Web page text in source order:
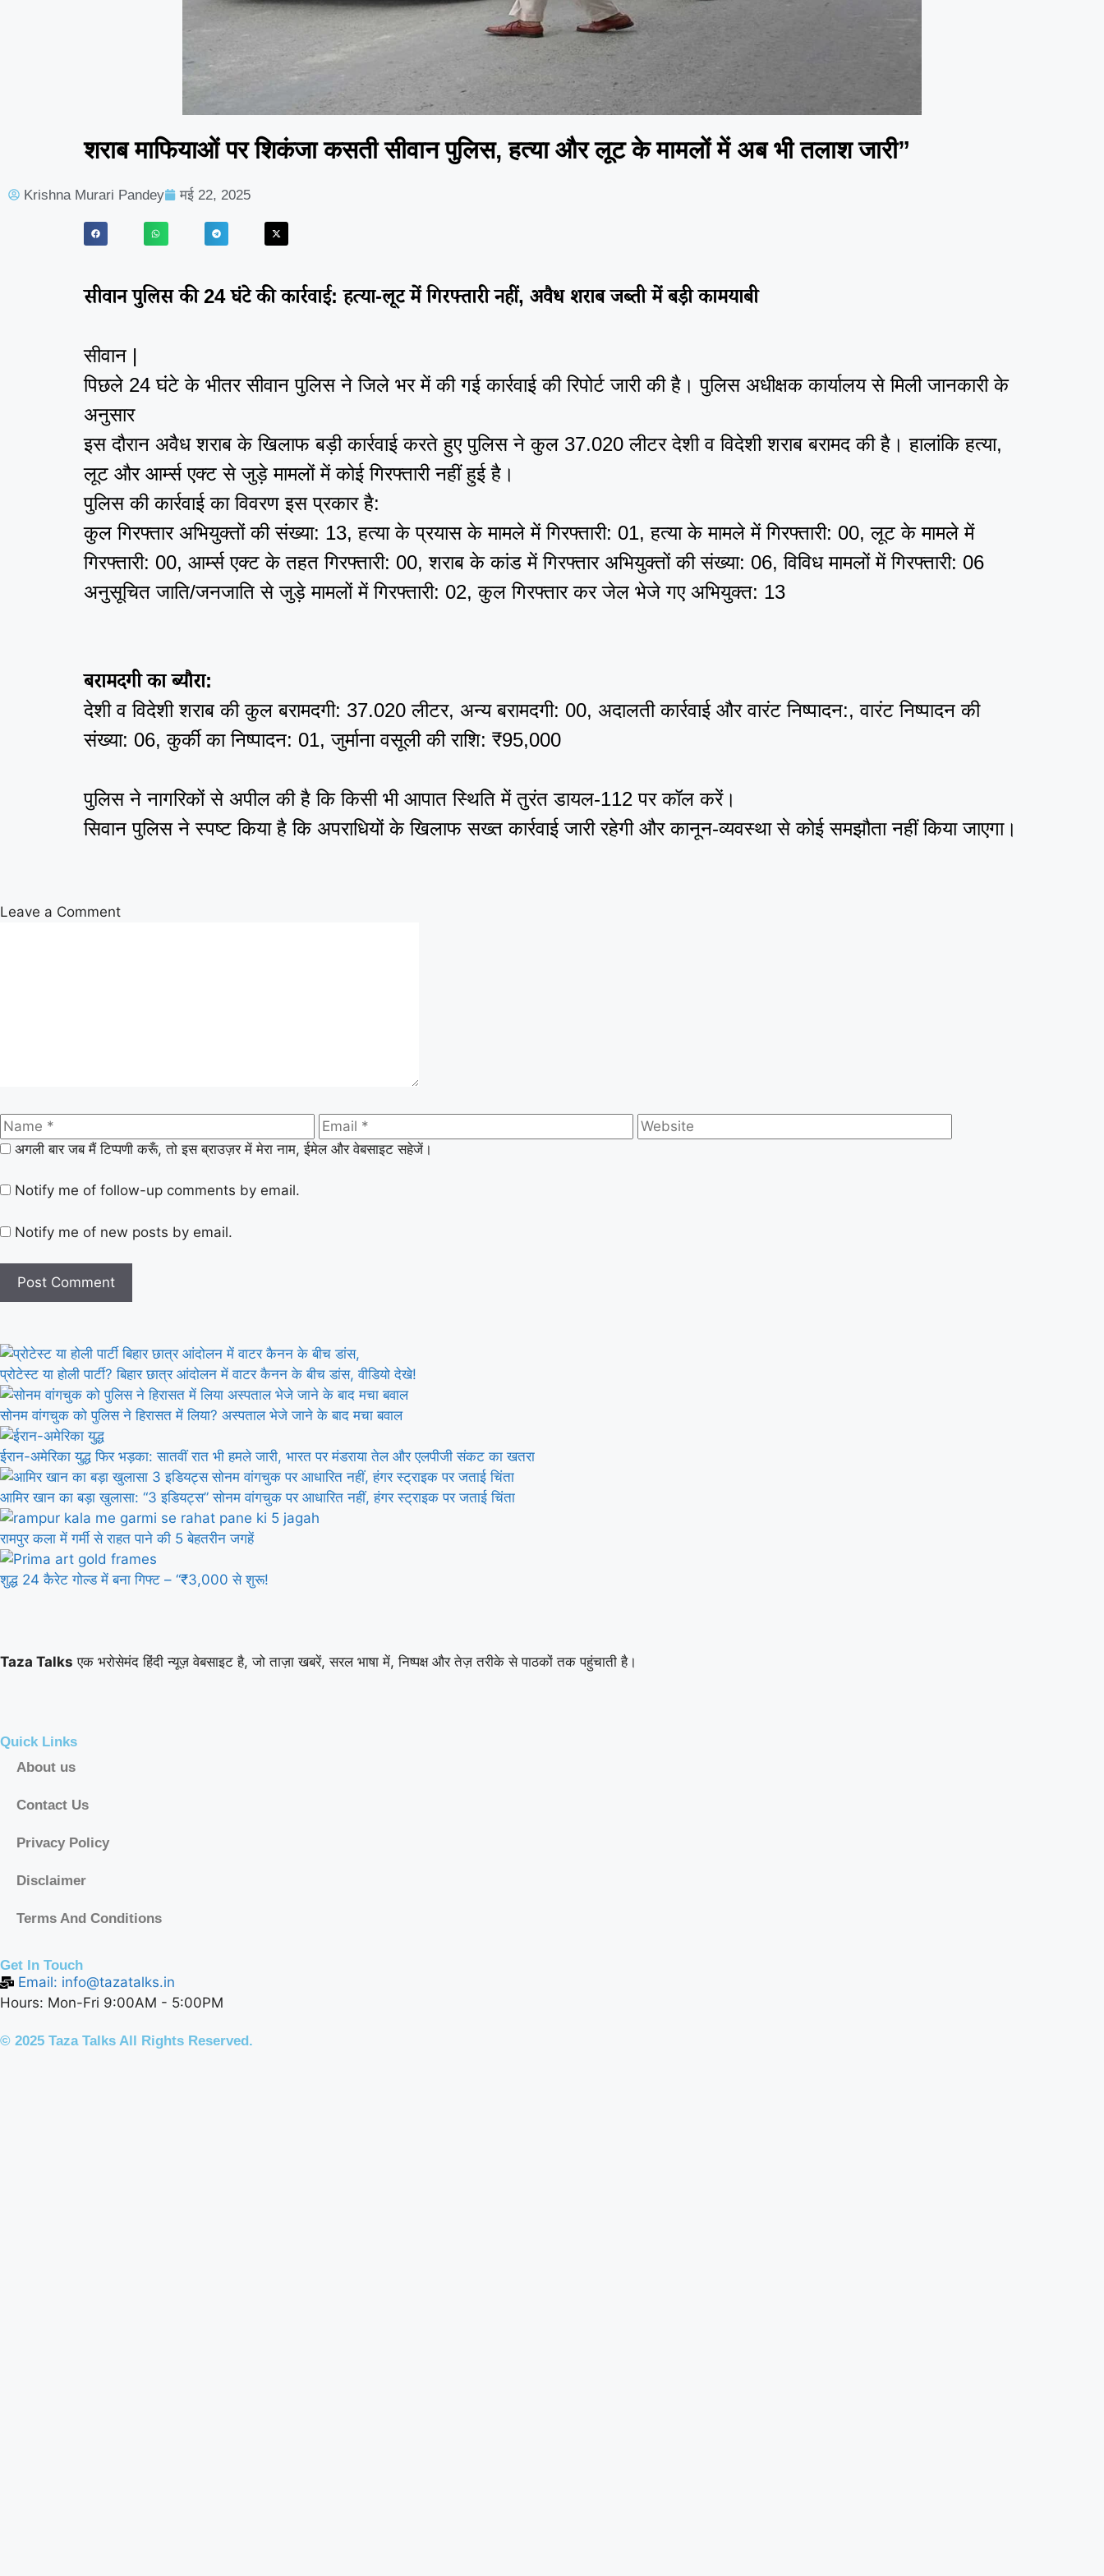
शराब माफियाओं पर शिकंजा कसती सीवान पुलिस, हत्या और लूट के मामलों में अब भी तलाश जारी”
Krishna Murari Pandey मई 22, 2025
सीवान पुलिस की 24 घंटे की कार्रवाई: हत्या-लूट में गिरफ्तारी नहीं, अवैध शराब जब्ती में बड़ी कामयाबी
सीवान |
पिछले 24 घंटे के भीतर सीवान पुलिस ने जिले भर में की गई कार्रवाई की रिपोर्ट जारी की है। पुलिस अधीक्षक कार्यालय से मिली जानकारी के
अनुसार
इस दौरान अवैध शराब के खिलाफ बड़ी कार्रवाई करते हुए पुलिस ने कुल 37.020 लीटर देशी व विदेशी शराब बरामद की है। हालांकि हत्या,
लूट और आर्म्स एक्ट से जुड़े मामलों में कोई गिरफ्तारी नहीं हुई है।
पुलिस की कार्रवाई का विवरण इस प्रकार है:
कुल गिरफ्तार अभियुक्तों की संख्या: 13, हत्या के प्रयास के मामले में गिरफ्तारी: 01, हत्या के मामले में गिरफ्तारी: 00, लूट के मामले में
गिरफ्तारी: 00, आर्म्स एक्ट के तहत गिरफ्तारी: 00, शराब के कांड में गिरफ्तार अभियुक्तों की संख्या: 06, विविध मामलों में गिरफ्तारी: 06
अनुसूचित जाति/जनजाति से जुड़े मामलों में गिरफ्तारी: 02, कुल गिरफ्तार कर जेल भेजे गए अभियुक्त: 13
बरामदगी का ब्यौरा:
देशी व विदेशी शराब की कुल बरामदगी: 37.020 लीटर, अन्य बरामदगी: 00, अदालती कार्रवाई और वारंट निष्पादन:, वारंट निष्पादन की
संख्या: 06, कुर्की का निष्पादन: 01, जुर्माना वसूली की राशि: ₹95,000
पुलिस ने नागरिकों से अपील की है कि किसी भी आपात स्थिति में तुरंत डायल-112 पर कॉल करें।
सिवान पुलिस ने स्पष्ट किया है कि अपराधियों के खिलाफ सख्त कार्रवाई जारी रहेगी और कानून-व्यवस्था से कोई समझौता नहीं किया जाएगा।
Leave a Comment
अगली बार जब मैं टिप्पणी करूँ, तो इस ब्राउज़र में मेरा नाम, ईमेल और वेबसाइट सहेजें।
Notify me of follow-up comments by email.
Notify me of new posts by email.
प्रोटेस्ट या होली पार्टी? बिहार छात्र आंदोलन में वाटर कैनन के बीच डांस, वीडियो देखे!
सोनम वांगचुक को पुलिस ने हिरासत में लिया? अस्पताल भेजे जाने के बाद मचा बवाल
ईरान-अमेरिका युद्ध फिर भड़का: सातवीं रात भी हमले जारी, भारत पर मंडराया तेल और एलपीजी संकट का खतरा
आमिर खान का बड़ा खुलासा: “3 इडियट्स” सोनम वांगचुक पर आधारित नहीं, हंगर स्ट्राइक पर जताई चिंता
रामपुर कला में गर्मी से राहत पाने की 5 बेहतरीन जगहें
शुद्ध 24 कैरेट गोल्ड में बना गिफ्ट – “₹3,000 से शुरू!
Taza Talks एक भरोसेमंद हिंदी न्यूज़ वेबसाइट है, जो ताज़ा खबरें, सरल भाषा में, निष्पक्ष और तेज़ तरीके से पाठकों तक पहुंचाती है।
Quick Links
About us
Contact Us
Privacy Policy
Disclaimer
Terms And Conditions
Get In Touch
Email: info@tazatalks.in
Hours: Mon-Fri 9:00AM - 5:00PM
© 2025 Taza Talks All Rights Reserved.